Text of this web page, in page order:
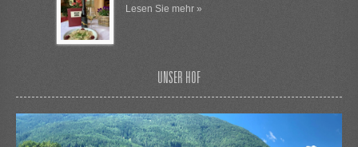
Lesen Sie mehr »
UNSER HOF